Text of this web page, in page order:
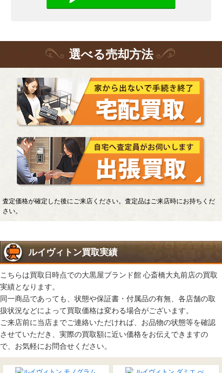
選べる売却方法
査定価格が確定した後にご来店ください。査定品はご来店時にお持ちくだ
さい。
ルイヴィトン買取実績
こちらは買取日時点での大黒屋ブランド館 心斎橋大丸前店の買取
実績となります。
同一商品であっても、状態や保証書・付属品の有無、各店舗の取
扱状況などによって買取価格は変わる場合がございます。
ご来店前に当店までご連絡いただければ、お品物の状態等を確認
させていただき、実際の買取額に近い価格をお伝えできますの
で、お気軽にお問合せください。